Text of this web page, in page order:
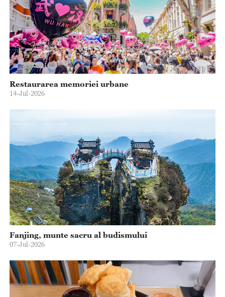
Restaurarea memoriei urbane
14-Jul-2026
Fanjing, munte sacru al budismului
07-Jul-2026